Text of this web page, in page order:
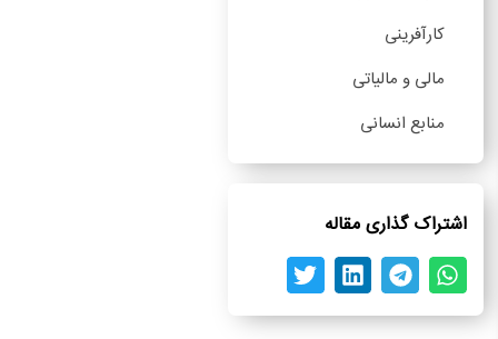
کارآفرینی
مالی و مالیاتی
منابع انسانی
اشتراک گذاری مقاله